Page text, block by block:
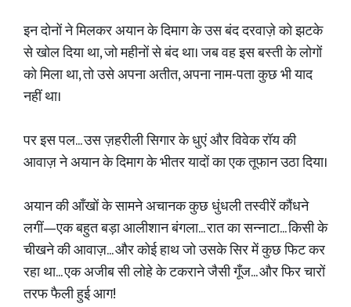
इन दोनों ने मिलकर अयान के दिमाग के उस बंद दरवाज़े को झटके
से खोल दिया था, जो महीनों से बंद था। जब वह इस बस्ती के लोगों
को मिला था, तो उसे अपना अतीत, अपना नाम-पता कुछ भी याद
नहीं था।
पर इस पल... उस ज़हरीली सिगार के धुएं और विवेक रॉय की
आवाज़ ने अयान के दिमाग के भीतर यादों का एक तूफान उठा दिया।
अयान की आँखों के सामने अचानक कुछ धुंधली तस्वीरें कौंधने
लगीं—एक बहुत बड़ा आलीशान बंगला... रात का सन्नाटा... किसी के
चीखने की आवाज़... और कोई हाथ जो उसके सिर में कुछ फिट कर
रहा था... एक अजीब सी लोहे के टकराने जैसी गूँज... और फिर चारों
तरफ फैली हुई आग!